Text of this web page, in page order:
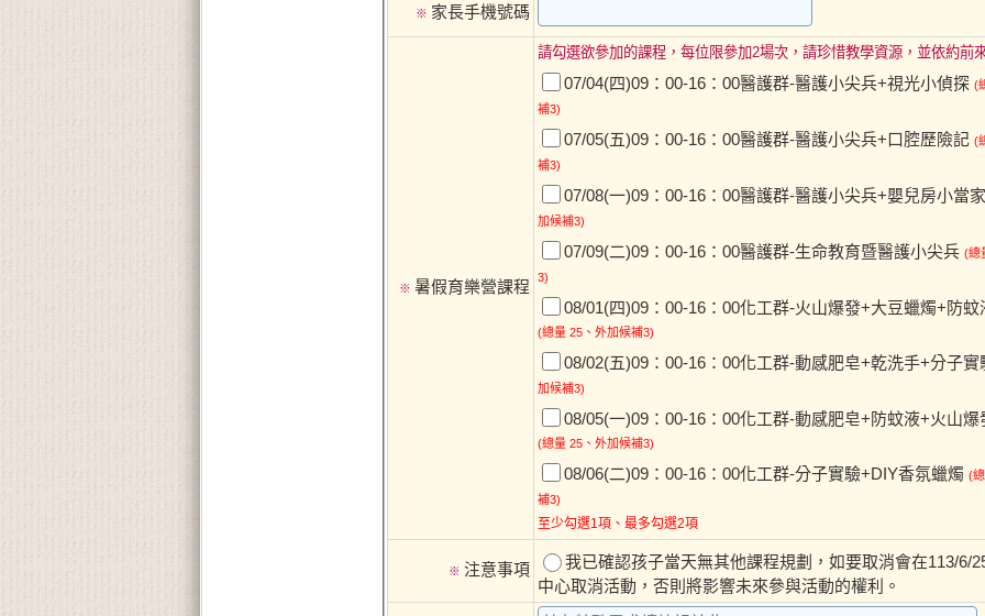
※ 家長手機號碼
※ 暑假育樂營課程
請勾選欲參加的課程，每位限參加2場次，請珍惜教學資源，並依約前
07/04(四)09：00-16：00醫護群-醫護小尖兵+視光小偵探 (
補3)
07/05(五)09：00-16：00醫護群-醫護小尖兵+口腔歷險記 (
補3)
07/08(一)09：00-16：00醫護群-醫護小尖兵+嬰兒房小當家
加候補3)
07/09(二)09：00-16：00醫護群-生命教育暨醫護小尖兵 (總
3)
08/01(四)09：00-16：00化工群-火山爆發+大豆蠟燭+防蚊
(總量 25、外加候補3)
08/02(五)09：00-16：00化工群-動感肥皂+乾洗手+分子實
加候補3)
08/05(一)09：00-16：00化工群-動感肥皂+防蚊液+火山爆
(總量 25、外加候補3)
08/06(二)09：00-16：00化工群-分子實驗+DIY香氛蠟燭 (
補3)
至少勾選1項、最多勾選2項
※ 注意事項
我已確認孩子當天無其他課程規劃，如要取消會在113/6/
中心取消活動，否則將影響未來參與活動的權利。